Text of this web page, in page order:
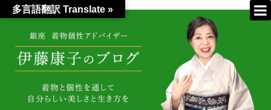
多言語翻訳 Translate »